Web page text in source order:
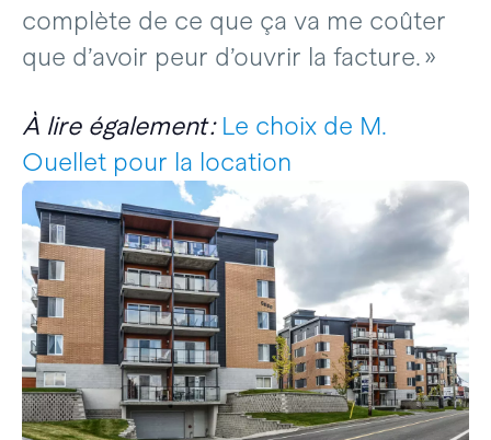
complète de ce que ça va me coûter
que d’avoir peur d’ouvrir la facture. »
À lire également : Le choix de M.
Ouellet pour la location